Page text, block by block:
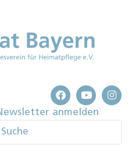
anmelden